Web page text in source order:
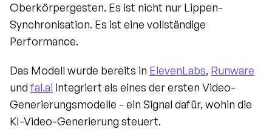
Oberkörpergesten. Es ist nicht nur Lippen-
Synchronisation. Es ist eine vollständige
Performance.
Das Modell wurde bereits in ElevenLabs, Runware
und fal.ai integriert als eines der ersten Video-
Generierungsmodelle - ein Signal dafür, wohin die
KI-Video-Generierung steuert.